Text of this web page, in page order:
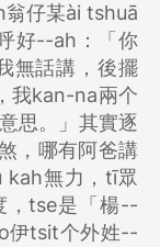
翁仔某ài tshuā
好--ah：「你
無話講，後擺
我kan-na兩个
思。」其實逐
，哪有阿爸講
kah無力，tī眾
，tse是「楊--
伊tsit个外姓--